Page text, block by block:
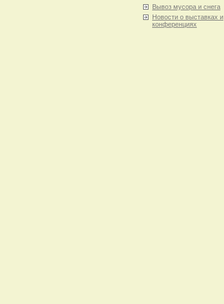
Вывоз мусора и снега
Новости о выставках и
конференциях